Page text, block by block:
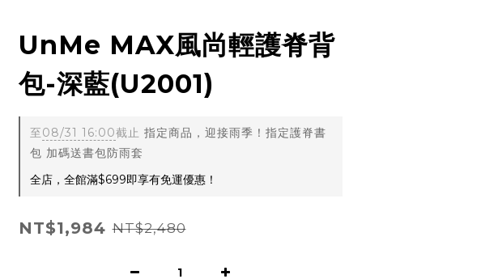
UnMe MAX風尚輕護脊背
包-深藍(U2001)
至08/31 16:00截止 指定商品，迎接雨季！指定護脊書
包 加碼送書包防雨套
全店，全館滿$699即享有免運優惠！
NT$1,984 NT$2,480